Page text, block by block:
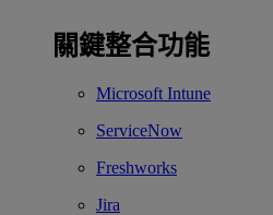
關鍵整合功能
Microsoft Intune
ServiceNow
Freshworks
Jira